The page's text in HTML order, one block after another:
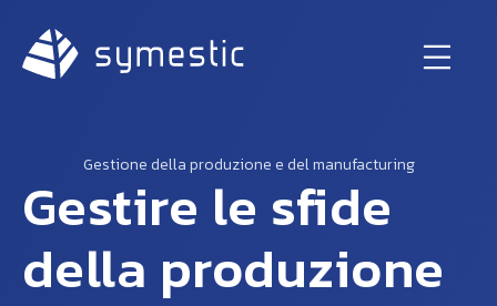
Gestione della produzione e del manufacturing
Gestire le sfide
della produzione